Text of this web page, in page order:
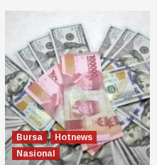
Bursa
Hotnews
Nasional